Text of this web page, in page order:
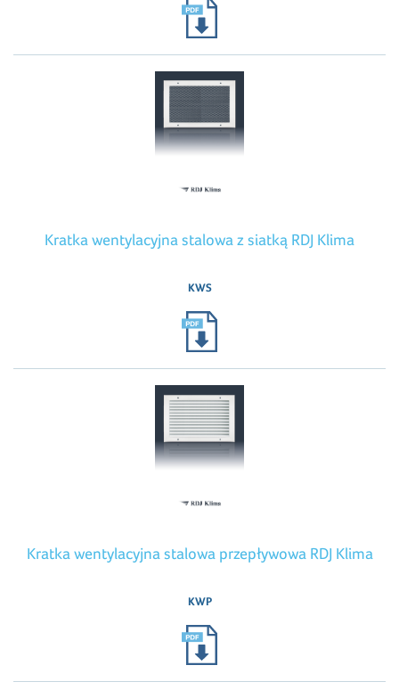
Kratka wentylacyjna stalowa z siatką RDJ Klima
KWS
Kratka wentylacyjna stalowa przepływowa RDJ Klima
KWP